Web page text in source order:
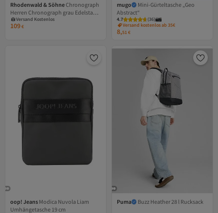
Rhodenwald & SöhneChronograph
Herren Chronograph grau Edelstahl
grau
Versand Kostenlos
Gratis Versand
Versand Kostenlos
109€
mugo
Mini-Gürteltasche „Geo
Abstract“
4.7 (36)
Versand kostenlos ab 35€
8,51€
oop! Jeans Modica Nuvola Liam
Umhängetasche 19 cm
Versand Kostenlos
Gratis Versand
Puma Buzz Heather 28 l Rucksack